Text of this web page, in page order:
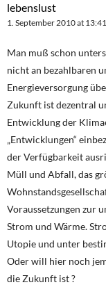
lebenslust
1. September 2010 at 13:41
Man muß schon
nicht an bezahlbaren
Energieversorgung
Zukunft ist dezentral
Entwicklung der
„Entwicklungen“
der Verfügbarkeit
Müll und Abfall, das
Voraussetzungen zur
Strom und Wärme.
Utopie und unter
Oder will hier noch
die Zukunft ist ?